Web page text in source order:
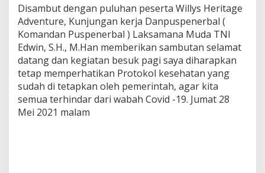
a
d
i
B
e
r
s
a
m
a
D
Disambut dengan puluhan peserta Willys Heritage
Adventure, Kunjungan kerja Danpuspenerbal (
Komandan Puspenerbal ) Laksamana Muda TNI
Edwin, S.H., M.Han memberikan sambutan selamat
datang dan kegiatan besuk pagi saya diharapkan
tetap memperhatikan Protokol kesehatan yang
sudah di tetapkan oleh pemerintah, agar kita
semua terhindar dari wabah Covid -19. Jumat 28
Mei 2021 malam